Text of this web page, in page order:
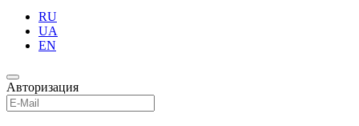
RU
UA
EN
Авторизация